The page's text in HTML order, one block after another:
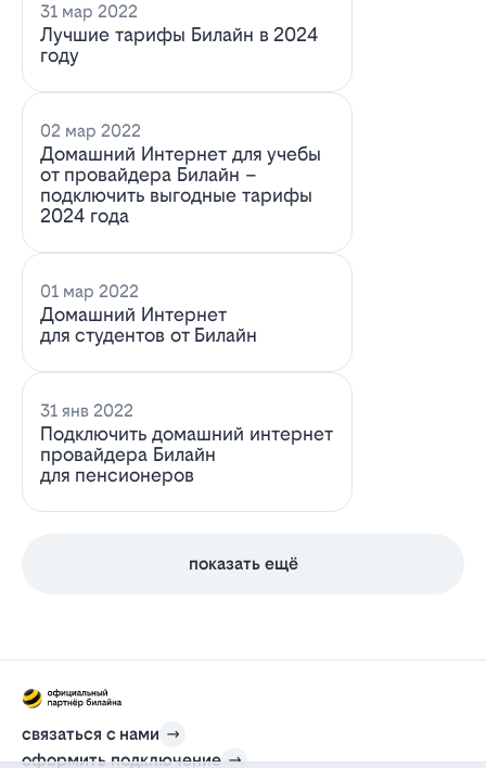
31 мар 2022
Лучшие тарифы Билайн в 2024
году
02 мар 2022
Домашний Интернет для учебы
от провайдера Билайн –
подключить выгодные тарифы
2024 года
01 мар 2022
Домашний Интернет
для студентов от Билайн
31 янв 2022
Подключить домашний интернет
провайдера Билайн
для пенсионеров
показать ещё
связаться с нами
оформить подключение